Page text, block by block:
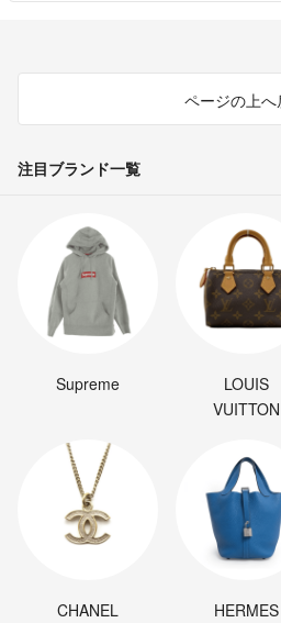
ページの上へ
注目ブランド一覧
Supreme
LOUIS
VUITTON
CHANEL HERMES